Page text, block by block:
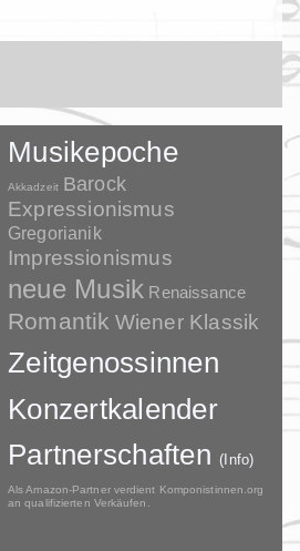
Musikepoche
Akkadzeit Barock
Expressionismus
Gregorianik
Impressionismus
neue Musik Renaissance
Romantik Wiener Klassik
Zeitgenossinnen
Konzertkalender
Partnerschaften(Info)
Als Amazon-Partner verdient Komponistinnen.org
an qualifizierten Verkäufen.